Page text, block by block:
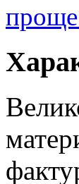
проще